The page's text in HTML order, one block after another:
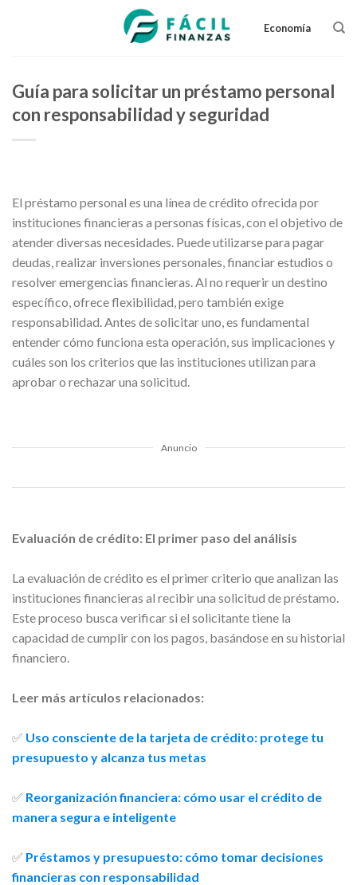
Economía
Guía para solicitar un préstamo personal
con responsabilidad y seguridad
El préstamo personal es una línea de crédito ofrecida por
instituciones financieras a personas físicas, con el objetivo de
atender diversas necesidades. Puede utilizarse para pagar
deudas, realizar inversiones personales, financiar estudios o
resolver emergencias financieras. Al no requerir un destino
específico, ofrece flexibilidad, pero también exige
responsabilidad. Antes de solicitar uno, es fundamental
entender cómo funciona esta operación, sus implicaciones y
cuáles son los criterios que las instituciones utilizan para
aprobar o rechazar una solicitud.
Anuncio
Evaluación de crédito: El primer paso del análisis
La evaluación de crédito es el primer criterio que analizan las
instituciones financieras al recibir una solicitud de préstamo.
Este proceso busca verificar si el solicitante tiene la
capacidad de cumplir con los pagos, basándose en su historial
financiero.
Leer más artículos relacionados:
✅ Uso consciente de la tarjeta de crédito: protege tu
presupuesto y alcanza tus metas
✅ Reorganización financiera: cómo usar el crédito de
manera segura e inteligente
✅ Préstamos y presupuesto: cómo tomar decisiones
financieras con responsabilidad